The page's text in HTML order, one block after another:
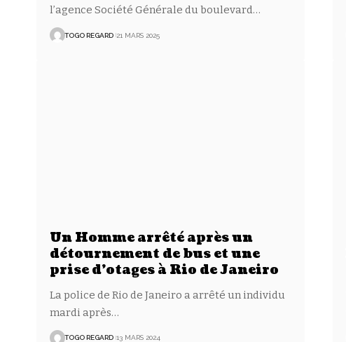
l’agence Société Générale du boulevard…
TOGO REGARD 21 MARS 2025
Un Homme arrêté après un
détournement de bus et une
prise d’otages à Rio de Janeiro
La police de Rio de Janeiro a arrêté un individu
mardi après…
TOGO REGARD 13 MARS 2024